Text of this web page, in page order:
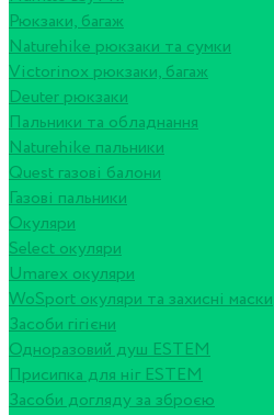
Рюкзаки, багаж
Naturehike рюкзаки та сумки
Victorinox рюкзаки, багаж
Deuter рюкзаки
Пальники та обладнання
Naturehike пальники
Quest газові балони
Газові пальники
Окуляри
Select окуляри
Umarex окуляри
WoSport окуляри та захисні маски
Засоби гігієни
Одноразовий душ ESTEM
Присипка для ніг ESTEM
Засоби догляду за зброєю